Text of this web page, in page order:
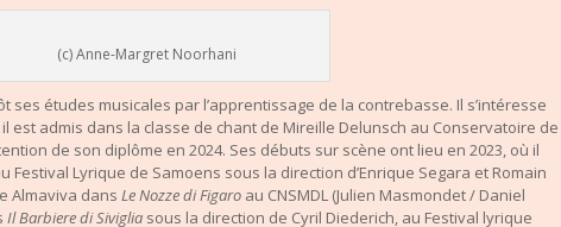
(c) Anne-Margret Noorhani
ses études musicales par l’apprentissage de la contrebasse. Il s’intéresse
il est admis dans la classe de chant de Mireille Delunsch au Conservatoire de
de son diplôme en 2024. Ses débuts sur scène ont lieu en 2023, où il
Festival Lyrique de Samoens sous la direction d’Enrique Segara et Romain
Almaviva dans Le Nozze di Figaro au CNSMDL (Julien Masmondet / Daniel
Il Barbiere di Siviglia sous la direction de Cyril Diederich, au Festival lyrique